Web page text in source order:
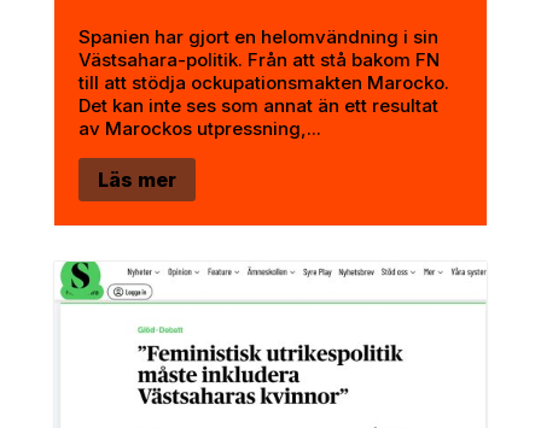
Spanien har gjort en helomvändning i sin
Västsahara-politik. Från att stå bakom FN
till att stödja ockupationsmakten Marocko.
Det kan inte ses som annat än ett resultat
av Marockos utpressning,...
Läs mer